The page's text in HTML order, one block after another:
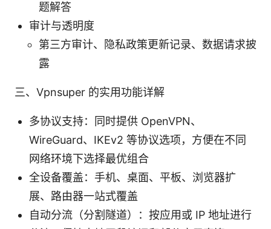
题解答
审计与透明度
第三方审计、隐私政策更新记录、数据请求披
露
三、Vpnsuper 的实用功能详解
多协议支持：同时提供 OpenVPN、
WireGuard、IKEv2 等协议选项，方便在不同
网络环境下选择最优组合
全设备覆盖：手机、桌面、平板、浏览器扩
展、路由器一站式覆盖
自动分流（分割隧道）：按应用或 IP 地址进行